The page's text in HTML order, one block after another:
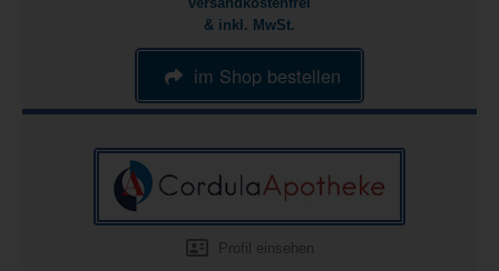
& inkl. MwSt.
im Shop bestellen
Profil einsehen